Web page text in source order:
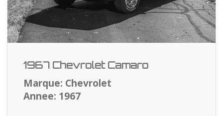
1967 Chevrolet Camaro
Marque: Chevrolet
Annee: 1967